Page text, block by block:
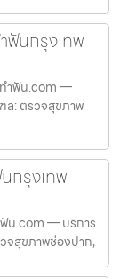
นกรุงเทพ
ำฟัน.com —
: ตรวจสุขภาพ
กรุงเทพ
น.com — บริการ
จสุขภาพช่องปาก,